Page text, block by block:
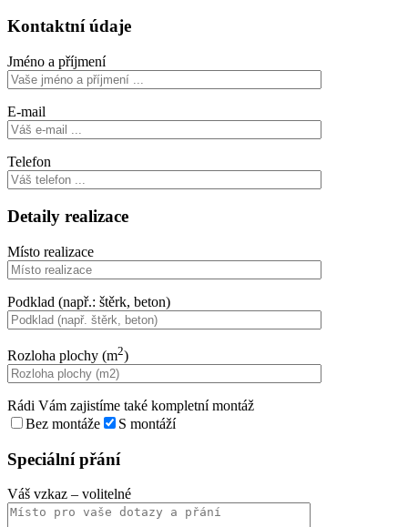
Kontaktní údaje
Jméno a příjmení
E-mail
Telefon
Detaily realizace
Místo realizace
Podklad (např.: štěrk, beton)
Rozloha plochy (m2)
Rádi Vám zajistíme také kompletní montáž
Bez montáže
S montáží
Speciální přání
Váš vzkaz – volitelné